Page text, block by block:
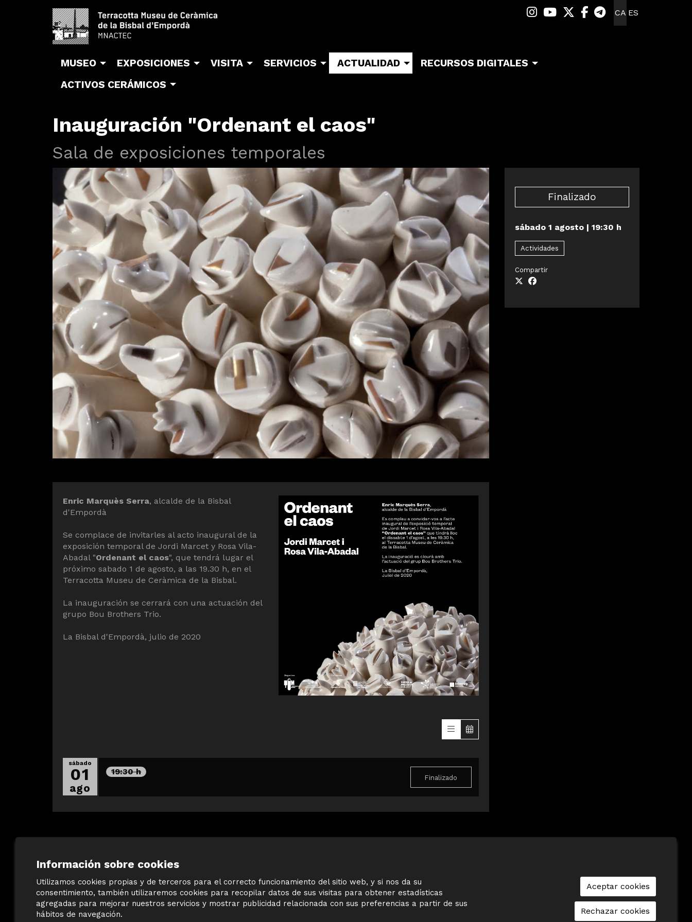
CA ES
Link a instagram
Link a youtube
Link a twitter
Link a facebook
Link a
MUSEO EXPOSICIONES VISITA SERVICIOS ACTUALIDAD
RECURSOS DIGITALES
ACTIVOS CERÁMICOS
Inauguración "Ordenant el caos"
Sala de exposiciones temporales
Finalizado
sábado 1 agosto| 19:30 h
Actividades
Compartir
Enric Marquès Serra, alcalde de la Bisbal
d'Empordà
Se complace de invitarles al acto inaugural de la
exposición temporal de Jordi Marcet y Rosa Vila-
Abadal "Ordenant el caos", que tendrá lugar el
próximo sabado 1 de agosto, a las 19.30 h, en el
Terracotta Museu de Ceràmica de la Bisbal.
La inauguración se cerrará con una actuación del
grupo Bou Brothers Trio.
La Bisbal d'Empordà, julio de 2020
sábado
01
ago
19:30 h
Finalizado
©Terracotta Museu
Sis d’octubre, 99 | La Bisbal d’Empordà
Información sobre cookies
Utilizamos cookies propias y de terceros para el correcto funcionamiento del sitio web, y si nos da su
consentimiento, también utilizaremos cookies para recopilar datos de sus visitas para obtener estadísticas
agregadas para mejorar nuestros servicios y mostrar publicidad relacionada con sus preferencias a partir de sus
hábitos de navegación.
Aceptar cookies
Rechazar cookies